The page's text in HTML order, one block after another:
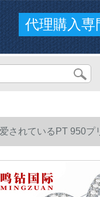
代理購入専
されているPT 950プ